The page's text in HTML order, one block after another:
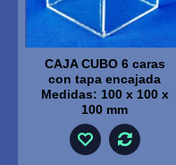
CAJA CUBO 6 caras
con tapa encajada
Medidas: 100 x 100 x
100 mm